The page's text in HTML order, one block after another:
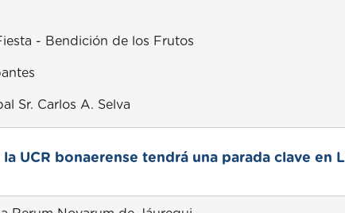
- Bendición de los Frutos
Sr. Carlos A. Selva
UCR bonaerense tendrá una parada clave en